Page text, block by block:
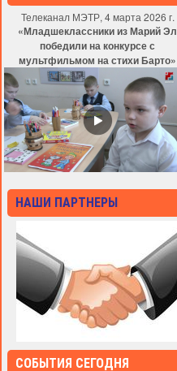
Телеканал МЭТР, 4 марта 2026 г.
«Младшеклассники из Марий Эл
победили на конкурсе с
мультфильмом на стихи Барто»
НАШИ ПАРТНЕРЫ
СОБЫТИЯ СЕГОДНЯ